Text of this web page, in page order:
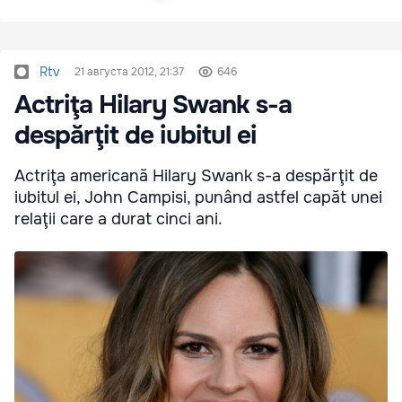
Rtv 21 августа 2012, 21:37 646
Actriţa Hilary Swank s-a
despărţit de iubitul ei
Actriţa americană Hilary Swank s-a despărţit de
iubitul ei, John Campisi, punând astfel capăt unei
relaţii care a durat cinci ani.